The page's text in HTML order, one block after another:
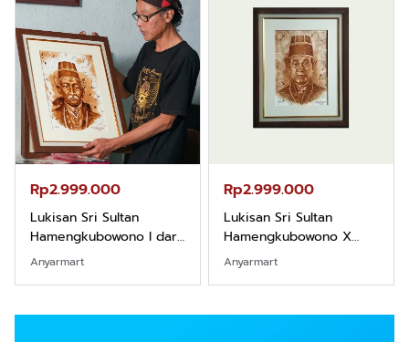
Rp2.999.000
Lukisan Sri Sultan
Hamengkubowono I dari
Kopi Karya Rudi Winarso
Anyarmart
Rp2.999.000
Lukisan Sri Sultan
Hamengkubowono X
dari Kopi Karya Rudi
Winarso
Anyarmart